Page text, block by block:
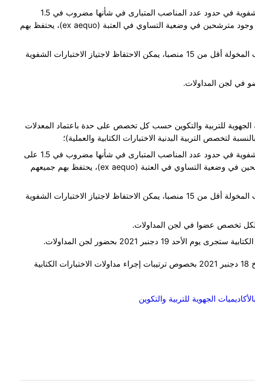
في حدود
عدد المناصب المتبارى في شأنها مضروب في 1.5
، وفي حالة وجود مترشحين في وضعية التساوي في العتبة (ex aequo)، يحتفظ بهم
عدد المناصب المخولة أقل من 15 منصبا، يمكن الاحتفاظ لاجتياز الاختبارات الشفوية
في لجن المداولات.
الجهوية للتربية والتكوين حسب كل تخصص على حدة باعتماد المعدلات
لتخصص التربية البدنية الاختبارات الكتابية والعملية)؛
في حدود
عدد المناصب المتبارى في شأنها مضروب في 1.5 على
، وفي حالة وجود مترشحين في وضعية التساوي في العتبة (ex aequo)، يحتفظ بهم جميعهم
عدد المناصب المخولة أقل من 15 منصبا، يمكن الاحتفاظ لاجتياز الاختبارات الشفوية
لكل تخصص عضوا في لجن المداولات.
ستجرى يوم الأحد 19 دجنبر 2021 بحضور لجن المداولات.
تحميل المراسلة الوزارية رقم 454-21 بتاريخ 18 دجنبر 2021 بخصوص ترتيبات إجراء مداولات الاختبارات الكتابية
الجهوية للتربية والتكوين